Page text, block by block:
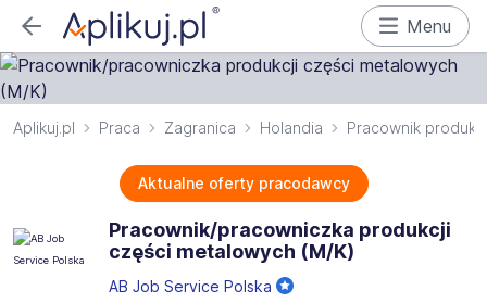
Menu
Aplikuj.pl Praca Zagranica Holandia Pracownik
Aktualne oferty pracodawcy
Pracownik/pracowniczka produkcji
części metalowych (M/K)
AB Job Service Polska